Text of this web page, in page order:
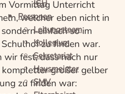
IGH
Personen
Leitungsteam
Kollegium
Sekretariat
Hausmeister
SMV
Vormittag Unterricht
welcher eben nicht in
einfach so im
zu finden war.
fest, dass nach nur
großer gelber
zu finden war: